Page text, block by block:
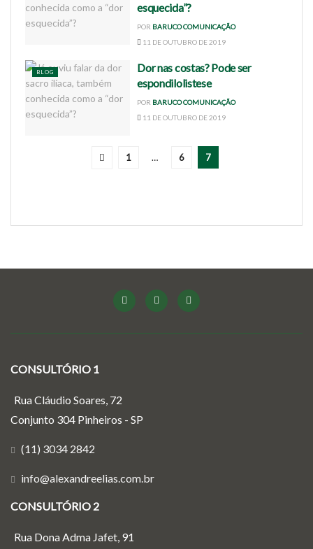
esquecida”?
POR BARUCO COMUNICAÇÃO
11 DE OUTUBRO DE 2019
BLOG
Dor nas costas? Pode ser
espondilolistese
POR BARUCO COMUNICAÇÃO
11 DE OUTUBRO DE 2019
1 … 6 7
CONSULTÓRIO 1
Rua Cláudio Soares, 72
Conjunto 304 Pinheiros - SP
(11) 3034 2842
info@alexandreelias.com.br
CONSULTÓRIO 2
Rua Dona Adma Jafet, 91